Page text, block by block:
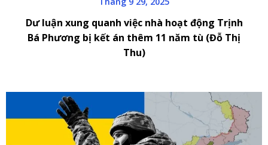
Dư luận xung quanh việc nhà hoạt động Trịnh
Bá Phương bị kết án thêm 11 năm tù (Đỗ Thị
Thu)